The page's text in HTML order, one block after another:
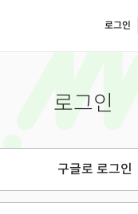
로그인
로그인
구글로 로그인